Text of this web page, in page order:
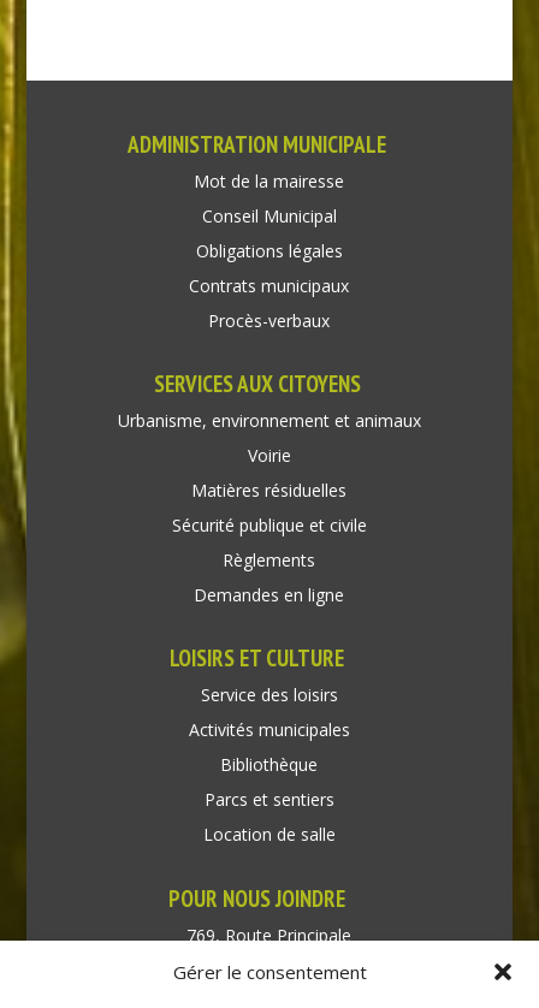
Gérer le consentement
ADMINISTRATION MUNICIPALE
Mot de la mairesse
Conseil Municipal
Obligations légales
Contrats municipaux
Procès-verbaux
SERVICES AUX CITOYENS
Urbanisme, environnement et animaux
Voirie
Matières résiduelles
Sécurité publique et civile
Règlements
Demandes en ligne
LOISIRS ET CULTURE
Service des loisirs
Activités municipales
Bibliothèque
Parcs et sentiers
Location de salle
POUR NOUS JOINDRE
769, Route Principale
Très-Saint-Rédempteur